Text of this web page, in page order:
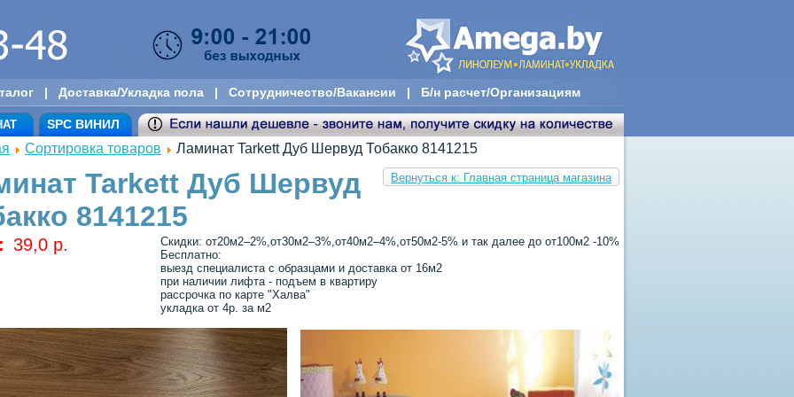
| Доставка/Укладка пола | Сотрудничество/Вакансии | Б/н расчет/Организациям
SPC ВИНИЛ
Сортировка товаров Ламинат Tarkett Дуб Шервуд Тобакко 8141215
Вернуться к: Главная страница магазина
Tarkett Дуб Шервуд
8141215
Скидки: от20м2–2%,от30м2–3%,от40м2–4%,от50м2-5% и так далее до от100м2 -10%
Бесплатно:
выезд специалиста с образцами и доставка от 16м2
при наличии лифта - подъем в квартиру
рассрочка по карте "Халва"
укладка от 4р. за м2
39,0 p.